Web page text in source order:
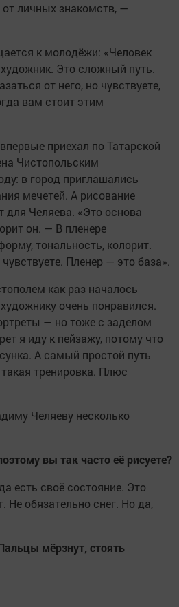
личных знакомств, —
к молодёжи: «Человек
Это сложный путь.
от него, но чувствуете,
вам стоит этим
приехал по Татарской
Чистопольским
в город приглашались
мечетей. А рисование
для Челяева. «Это основа
он. — В пленере
тональность, колорит.
Пленер — это база».
как раз началось
очень понравился.
— но тоже с заделом
я иду к пейзажу, потому что
А самый простой путь
тренировка. Плюс
Челяеву несколько
вы так часто её рисуете?
есть своё состояние. Это
Не обязательно снег. Но да,
мёрзнут, стоять